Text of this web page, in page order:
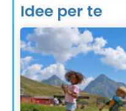
Idee per te